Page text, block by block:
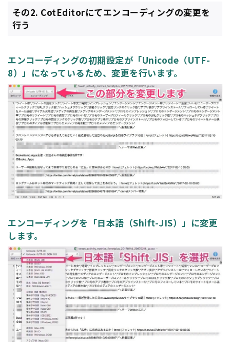
その2. CotEditorにてエンコーディングの変更を
行う
エンコーディングの初期設定が「Unicode（UTF-
8）」になっているため、変更を行います。
エンコーディングを「日本語（Shift-JIS）」に変更
します。